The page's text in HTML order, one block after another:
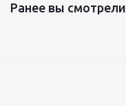
Ранее вы смотрели